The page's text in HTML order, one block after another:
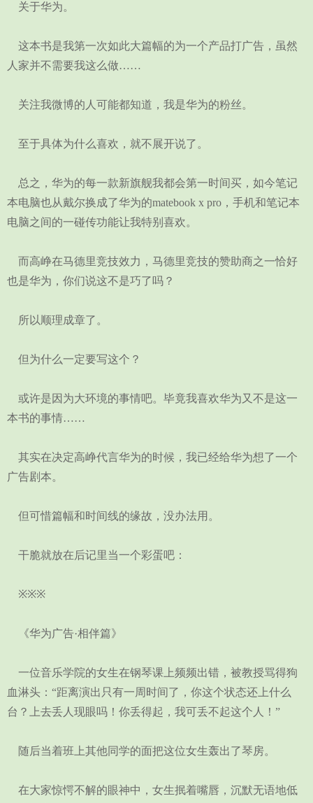
关于华为。
这本书是我第一次如此大篇幅的为一个产品打广告，虽然
人家并不需要我这么做……
关注我微博的人可能都知道，我是华为的粉丝。
至于具体为什么喜欢，就不展开说了。
总之，华为的每一款新旗舰我都会第一时间买，如今笔记
本电脑也从戴尔换成了华为的matebook x pro，手机和笔记本
电脑之间的一碰传功能让我特别喜欢。
而高峥在马德里竞技效力，马德里竞技的赞助商之一恰好
也是华为，你们说这不是巧了吗？
所以顺理成章了。
但为什么一定要写这个？
或许是因为大环境的事情吧。毕竟我喜欢华为又不是这一
本书的事情……
其实在决定高峥代言华为的时候，我已经给华为想了一个
广告剧本。
但可惜篇幅和时间线的缘故，没办法用。
干脆就放在后记里当一个彩蛋吧：
※※※
《华为广告·相伴篇》
一位音乐学院的女生在钢琴课上频频出错，被教授骂得狗
血淋头：“距离演出只有一周时间了，你这个状态还上什么
台？上去丢人现眼吗！你丢得起，我可丢不起这个人！”
随后当着班上其他同学的面把这位女生轰出了琴房。
在大家惊愕不解的眼神中，女生抿着嘴唇，沉默无语地低